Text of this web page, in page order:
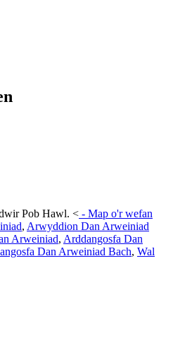
Pob Hawl. < - Map o'r wefan
, Arwyddion Dan Arweiniad
Arweiniad, Arddangosfa Dan
Dan Arweiniad Bach, Wal